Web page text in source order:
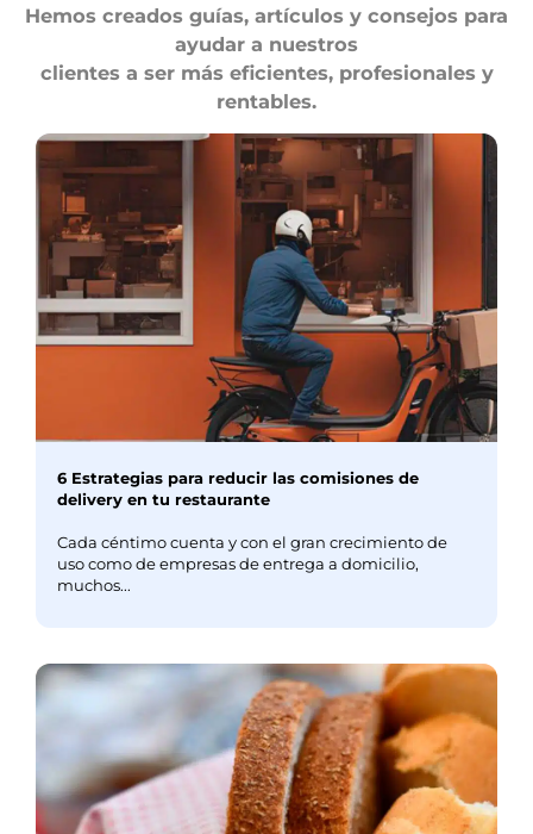
Hemos creados guías, artículos y consejos para
ayudar a nuestros
clientes a ser más eficientes, profesionales y
rentables.
6 Estrategias para reducir las comisiones de
delivery en tu restaurante
Cada céntimo cuenta y con el gran crecimiento de
uso como de empresas de entrega a domicilio,
muchos...